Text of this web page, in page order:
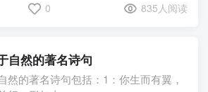
0 835人阅读
自然的著名诗句
然的著名诗句包括：1：你生而有翼，